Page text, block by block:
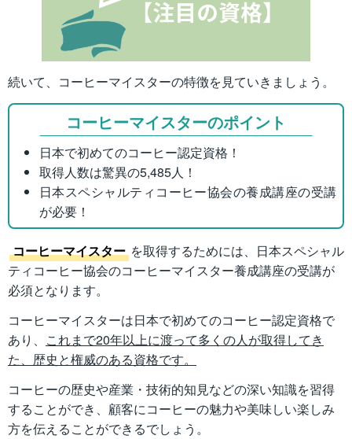
続いて、コーヒーマイスターの特徴を見ていきましょう。
コーヒーマイスターのポイント
日本で初めてのコーヒー認定資格！
取得人数は驚異の5,485人！
日本スペシャルティコーヒー協会の養成講座の受講
が必要！
コーヒーマイスター を取得するためには、日本スペシャル
ティコーヒー協会のコーヒーマイスター養成講座の受講が
必須となります。
コーヒーマイスターは日本で初めてのコーヒー認定資格で
あり、 これまで20年以上に渡って多くの人が取得してき
た、歴史と権威のある資格です。
コーヒーの歴史や産業・技術的知見などの深い知識を習得
することができ、顧客にコーヒーの魅力や美味しい楽しみ
方を伝えることができるでしょう。